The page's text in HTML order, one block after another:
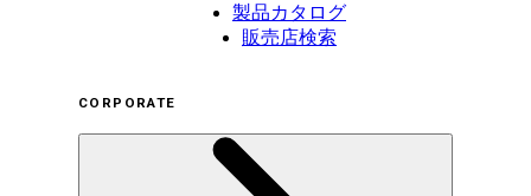
製品カタログ
販売店検索
CORPORATE